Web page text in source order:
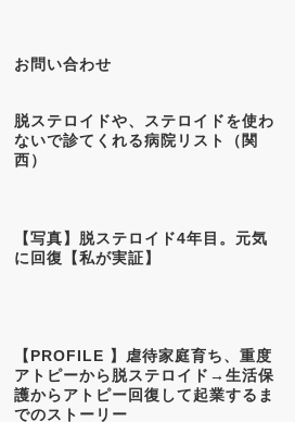
お問い合わせ
脱ステロイドや、ステロイドを使わ
ないで診てくれる病院リスト（関
西）
【写真】脱ステロイド4年目。元気
に回復【私が実証】
【PROFILE 】虐待家庭育ち、重度
アトピーから脱ステロイド→生活保
護からアトピー回復して起業するま
でのストーリー